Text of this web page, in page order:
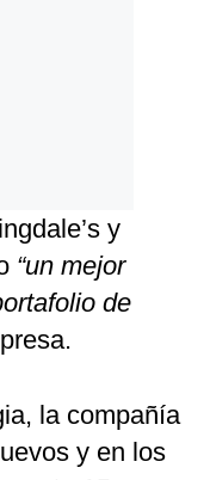
y
“un mejor
de
la compañía
y en los